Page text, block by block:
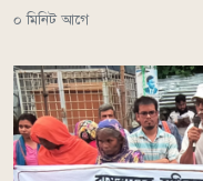
০ মিনিট আগে